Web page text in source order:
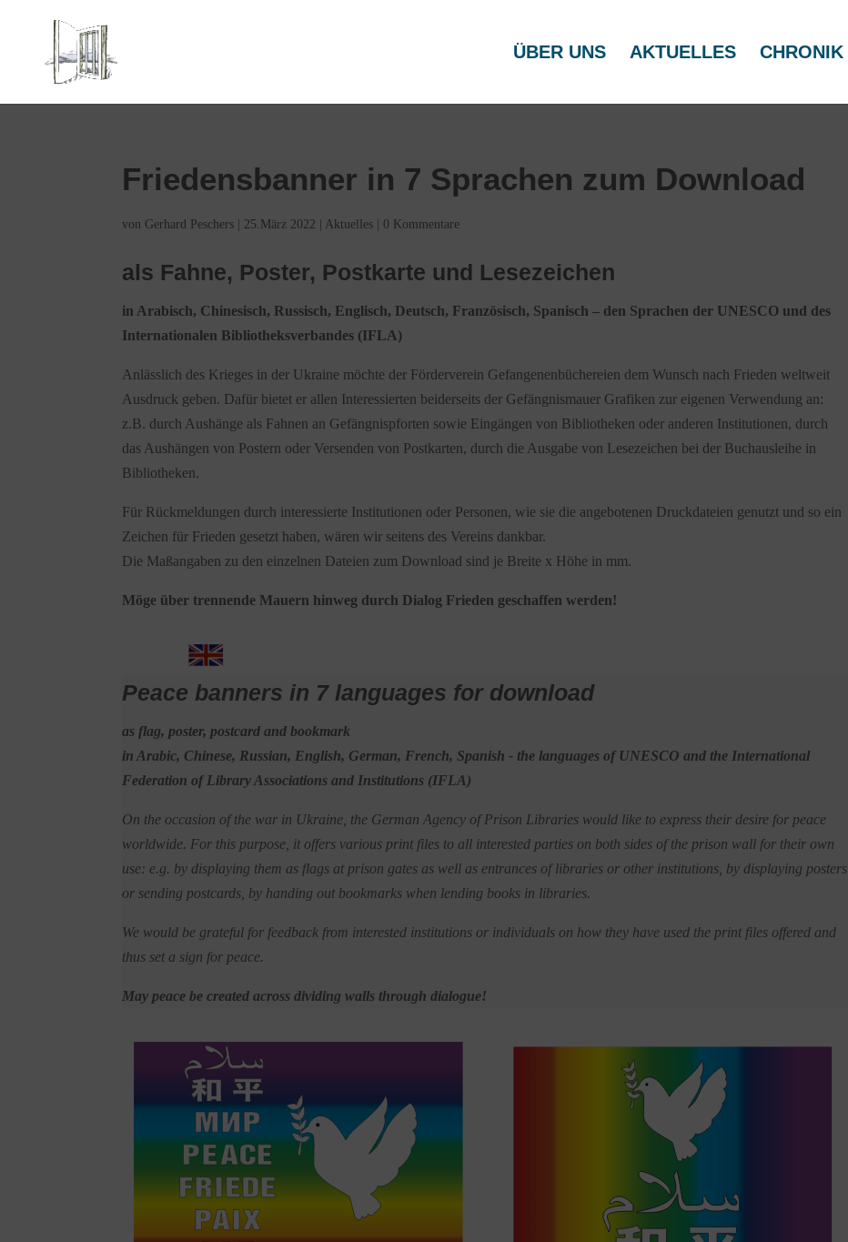
ÜBER UNS AKTUELLES CHRONIK
Friedensbanner in 7 Sprachen zum Download
von Gerhard Peschers 25.März 2022 Aktuelles 0 Kommentare
als Fahne, Poster, Postkarte und Lesezeichen
in Arabisch, Chinesisch, Russisch, Englisch, Deutsch, Französisch, Spanisch – den Sprachen der UNESCO und des
Internationalen Bibliotheksverbandes (IFLA)
Anlässlich des Krieges in der Ukraine möchte der Förderverein Gefangenenbüchereien dem Wunsch nach Frieden weltweit
Ausdruck geben. Dafür bietet er allen Interessierten beiderseits der Gefängnismauer Grafiken zur eigenen Verwendung an:
z.B. durch Aushänge als Fahnen an Gefängnispforten sowie Eingängen von Bibliotheken oder anderen Institutionen, durch
das Aushängen von Postern oder Versenden von Postkarten, durch die Ausgabe von Lesezeichen bei der Buchausleihe in
Bibliotheken.
Für Rückmeldungen durch interessierte Institutionen oder Personen, wie sie die angebotenen Druckdateien genutzt und so ein
Zeichen für Frieden gesetzt haben, wären wir seitens des Vereins dankbar.
Die Maßangaben zu den einzelnen Dateien zum Download sind je Breite x Höhe in mm.
Möge über trennende Mauern hinweg durch Dialog Frieden geschaffen werden!
Peace banners in 7 languages for download
as flag, poster, postcard and bookmark
in Arabic, Chinese, Russian, English, German, French, Spanish - the languages of UNESCO and the International
Federation of Library Associations and Institutions (IFLA)
On the occasion of the war in Ukraine, the German Agency of Prison Libraries would like to express their desire for peace
worldwide. For this purpose, it offers various print files to all interested parties on both sides of the prison wall for their own
use: e.g. by displaying them as flags at prison gates as well as entrances of libraries or other institutions, by displaying posters
or sending postcards, by handing out bookmarks when lending books in libraries.
We would be grateful for feedback from interested institutions or individuals on how they have used the print files offered and
thus set a sign for peace.
May peace be created across dividing walls through dialogue!